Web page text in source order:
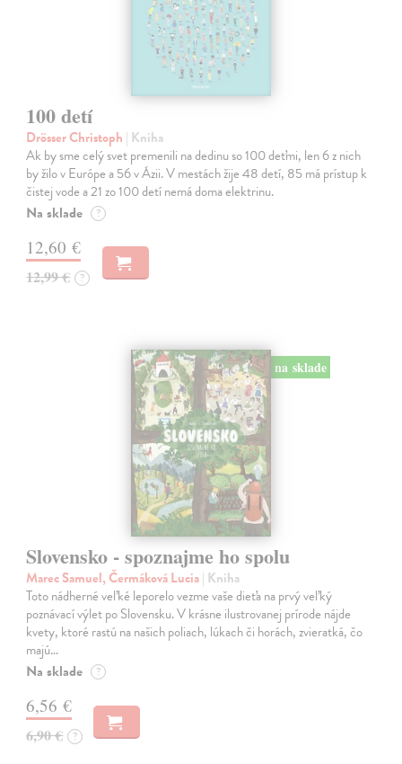
100 detí
Drösser Christoph | Kniha
Ak by sme celý svet premenili na dedinu so 100 deťmi, len 6 z nich
by žilo v Európe a 56 v Ázii. V mestách žije 48 detí, 85 má prístup k
čistej vode a 21 zo 100 detí nemá doma elektrinu.
Na sklade ?
12,60 €
12,99 € ?
na sklade
Slovensko - spoznajme ho spolu
Marec Samuel, Čermáková Lucia| Kniha
Toto nádherné veľké leporelo vezme vaše dieťa na prvý veľký
poznávací výlet po Slovensku. V krásne ilustrovanej prírode nájde
kvety, ktoré rastú na našich poliach, lúkach či horách, zvieratká, čo
majú…
Na sklade ?
6,56 €
6,90 € ?